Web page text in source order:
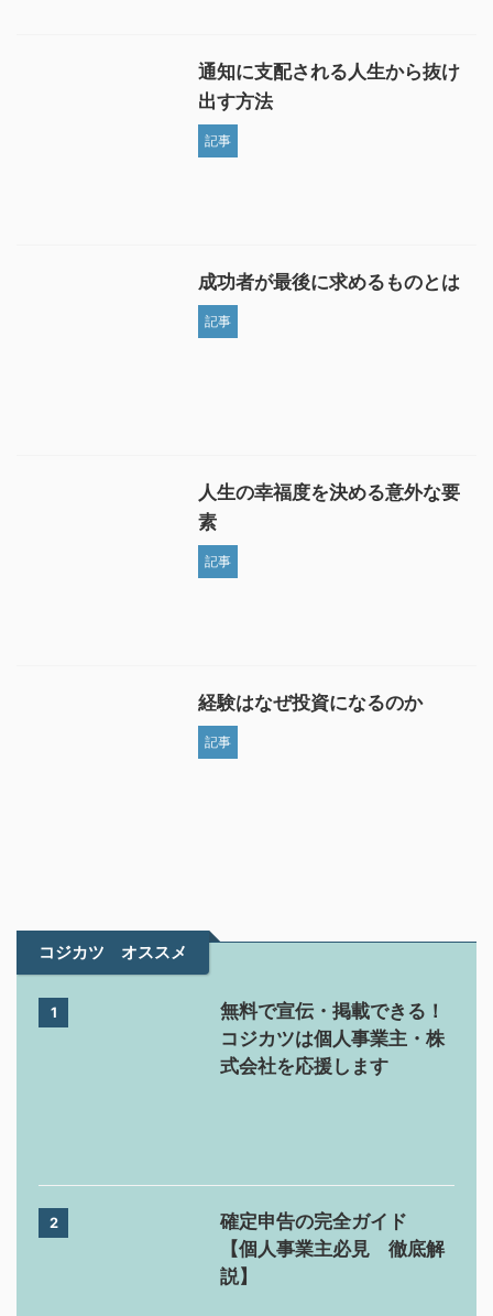
通知に支配される人生から抜け
出す方法
記事
成功者が最後に求めるものとは
記事
人生の幸福度を決める意外な要
素
記事
経験はなぜ投資になるのか
記事
コジカツ オススメ
1
無料で宣伝・掲載できる！
コジカツは個人事業主・株
式会社を応援します
2
確定申告の完全ガイド
【個人事業主必見 徹底解
説】